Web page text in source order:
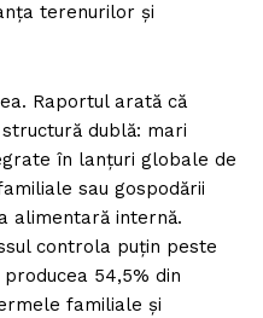
terenurilor și
Raportul arată că
dublă: mari
în lanțuri globale de
sau gospodării
alimentară internă.
controla puțin peste
54,5% din
familiale și